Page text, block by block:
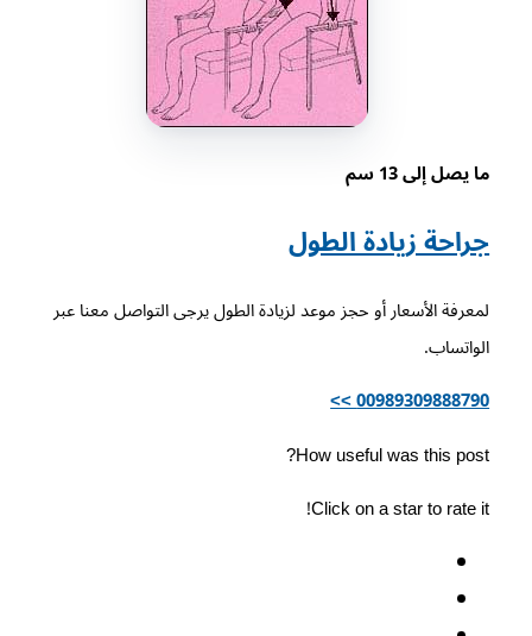
ما يصل إلى 13 سم
جراحة زيادة الطول
لمعرفة الأسعار أو حجز موعد لزيادة الطول يرجى التواصل معنا عبر
الواتساب.
00989309888790 >>
How useful was this post?
Click on a star to rate it!